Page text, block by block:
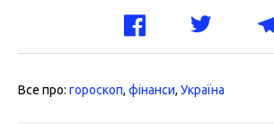
Все про: гороскоп, фінанси, Україна